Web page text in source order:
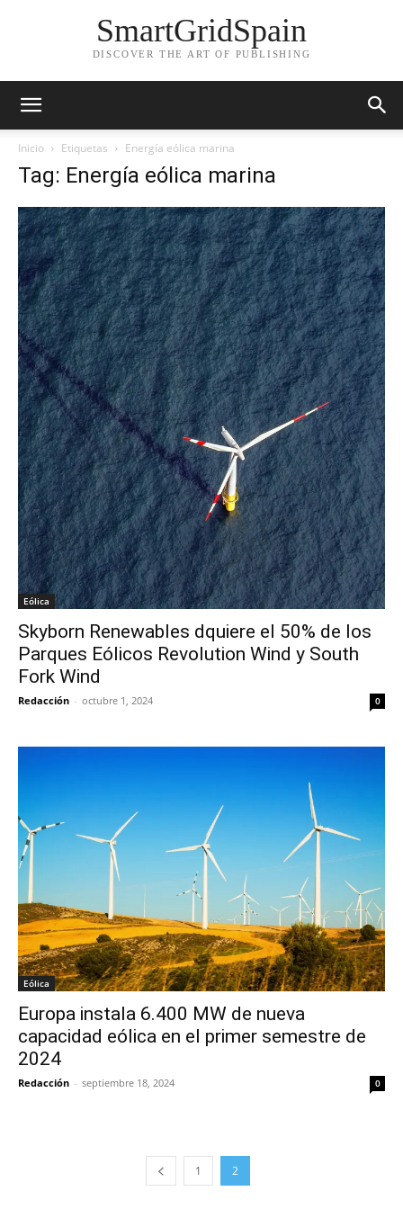
SmartGridSpain
DISCOVER THE ART OF PUBLISHING
Inicio Etiquetas Energía eólica marina
Tag: Energía eólica marina
Eólica
Skyborn Renewables dquiere el 50% de los
Parques Eólicos Revolution Wind y South
Fork Wind
Redacción - octubre 1, 2024 0
Eólica
Europa instala 6.400 MW de nueva
capacidad eólica en el primer semestre de
2024
Redacción - septiembre 18, 2024 0
1 2